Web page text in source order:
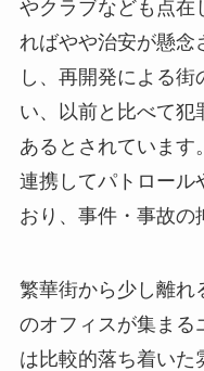
やクラブなども点在
ればやや治安が懸念
し、再開発による
い、以前と比べて犯
あるとされています
連携してパトロール
おり、事件・事故の
繁華街から少し離れ
のオフィスが集まる
は比較的落ち着いた